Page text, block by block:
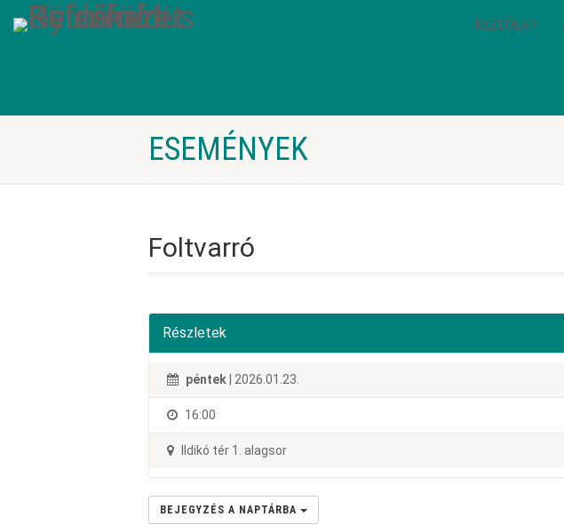
KEZDŐLAP
ESEMÉNYEK
Foltvarró
Részletek
péntek | 2026.01.23.
16:00
Ildikó tér 1. alagsor
BEJEGYZÉS A NAPTÁRBA